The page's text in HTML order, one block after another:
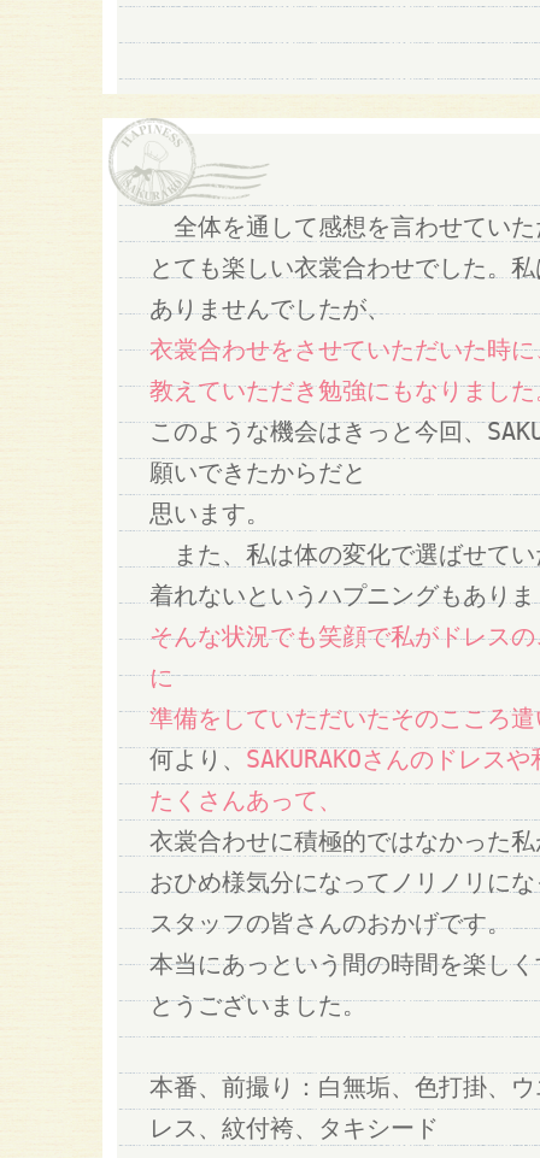
全体を通して感想を言わせてい
とても楽しい衣裳合わせでした。
ありませんでしたが、
衣裳合わせをさせていただいた時
教えていただき勉強にもなりまし
このような機会はきっと今回、
願いできたからだと
思います。
また、私は体の変化で選ばせて
着れないというハプニングもあり
そんな状況でも笑顔で私がドレス
に
準備をしていただいたそのこころ
何より、 SAKURAKOさんのドレス
たくさんあって、
衣裳合わせに積極的ではなかった
おひめ様気分になってノリノリにな
スタッフの皆さんのおかげです。
本当にあっという間の時間を楽し
とうございました。
本番、前撮り：白無垢、色打掛、
レス、紋付袴、タキシード